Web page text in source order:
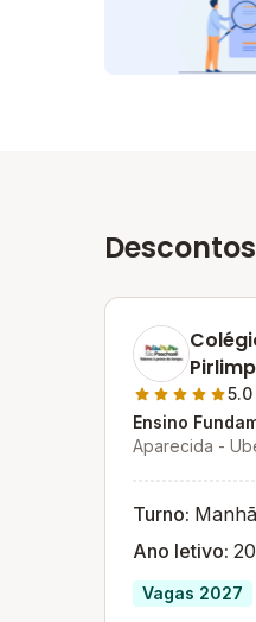
5.0
Ensino
Aparecida -
Turno: Manhã
Ano letivo:
Vagas 2027